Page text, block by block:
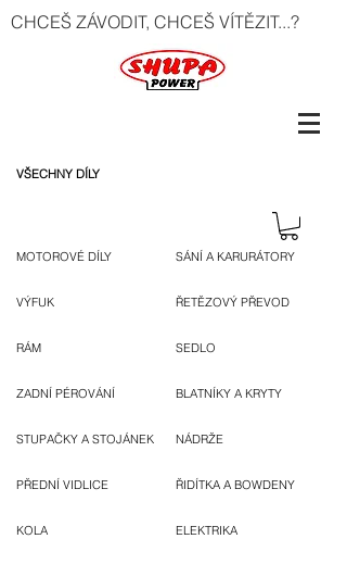
CHCEŠ ZÁVODIT, CHCEŠ VÍTĚZIT...?
VŠECHNY DÍLY
MOTOROVÉ DÍLY
VÝFUK
RÁM
ZADNÍ PÉROVÁNÍ
STUPAČKY A STOJÁNEK
PŘEDNÍ VIDLICE
KOLA
SÁNÍ A KARURÁTORY
ŘETĚZOVÝ PŘEVOD
SEDLO
BLATNÍKY A KRYTY
NÁDRŽE
ŘIDÍTKA A BOWDENY
ELEKTRIKA